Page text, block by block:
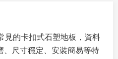
見的卡扣式石塑地板，資料
、尺寸穩定、安裝簡易等特